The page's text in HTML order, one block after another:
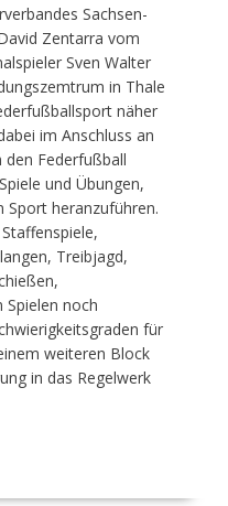
Sachsen-
Zentarra vom
Sven Walter
in Thale
näher
im Anschluss an
den Federfußball
und Übungen,
Sport heranzuführen.
Treibjagd,
Spielen noch
für
weiteren Block
in das Regelwerk